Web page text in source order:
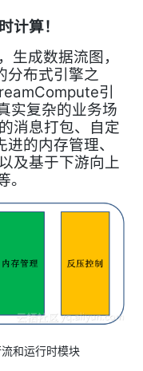
计算！
生成数据流图，
分布式引擎之
引
实复杂的业务场
消息打包、自定
进的内存管理、
及基于下游向上
。
和运行时模块